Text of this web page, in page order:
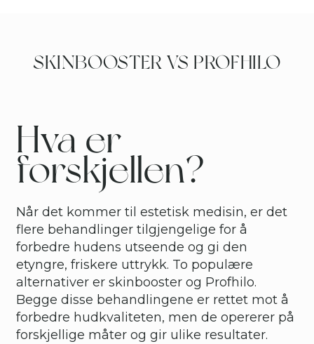
SKINBOOSTER VS PROFHILO
Hva er
forskjellen?
Når det kommer til estetisk medisin, er det
flere behandlinger tilgjengelige for å
forbedre hudens utseende og gi den
etyngre, friskere uttrykk. To populære
alternativer er skinbooster og Profhilo.
Begge disse behandlingene er rettet mot å
forbedre hudkvaliteten, men de opererer på
forskjellige måter og gir ulike resultater.